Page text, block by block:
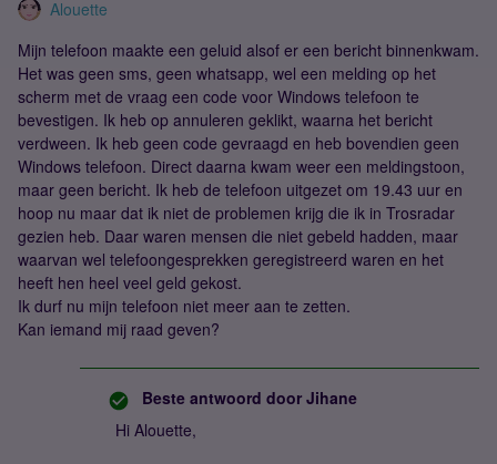
Alouette
Mijn telefoon maakte een geluid alsof er een bericht binnenkwam.
Het was geen sms, geen whatsapp, wel een melding op het
scherm met de vraag een code voor Windows telefoon te
bevestigen. Ik heb op annuleren geklikt, waarna het bericht
verdween. Ik heb geen code gevraagd en heb bovendien geen
Windows telefoon. Direct daarna kwam weer een meldingstoon,
maar geen bericht. Ik heb de telefoon uitgezet om 19.43 uur en
hoop nu maar dat ik niet de problemen krijg die ik in Trosradar
gezien heb. Daar waren mensen die niet gebeld hadden, maar
waarvan wel telefoongesprekken geregistreerd waren en het
heeft hen heel veel geld gekost.
Ik durf nu mijn telefoon niet meer aan te zetten.
Kan iemand mij raad geven?
Beste antwoord door Jihane
Hi Alouette,